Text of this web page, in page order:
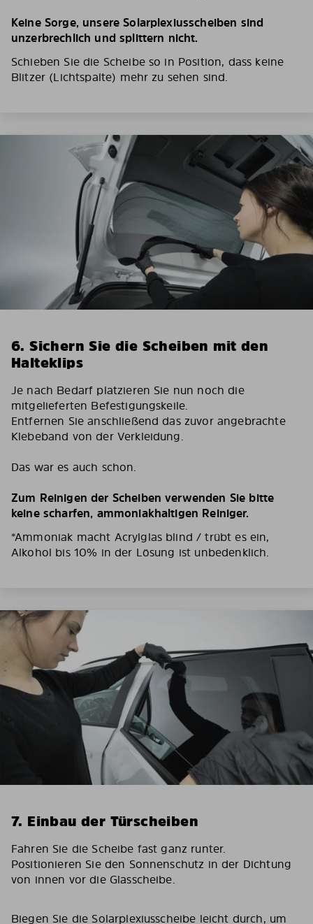
Keine Sorge, unsere Solarplexiusscheiben sind
unzerbrechlich und splittern nicht.
Schieben Sie die Scheibe so in Position, dass keine
Blitzer (Lichtspalte) mehr zu sehen sind.
6. Sichern Sie die Scheiben mit den
Halteklips
Je nach Bedarf platzieren Sie nun noch die
mitgelieferten Befestigungskeile.
Entfernen Sie anschließend das zuvor angebrachte
Klebeband von der Verkleidung.
Das war es auch schon.
Zum Reinigen der Scheiben verwenden Sie bitte
keine scharfen, ammoniakhaltigen Reiniger.
*Ammoniak macht Acrylglas blind / trübt es ein,
Alkohol bis 10% in der Lösung ist unbedenklich.
7. Einbau der Türscheiben
Fahren Sie die Scheibe fast ganz runter.
Positionieren Sie den Sonnenschutz in der Dichtung
von innen vor die Glasscheibe.
Biegen Sie die Solarplexiusscheibe leicht durch, um